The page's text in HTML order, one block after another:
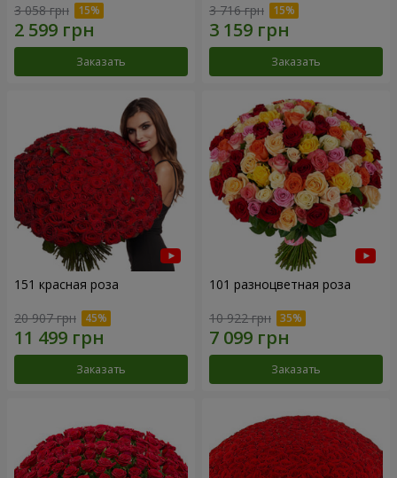
3 058 грн
Заказать
3 716 грн
Заказать
151 красная роза
20 907 грн
Заказать
101 разноцветная роза
10 922 грн
Заказать